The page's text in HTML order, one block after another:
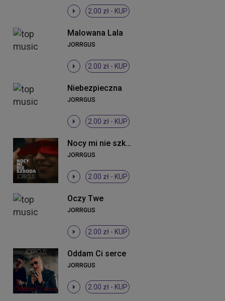
2.00 zł - KUP
Malowana Lala
JORRGUS
2.00 zł - KUP
Niebezpieczna
JORRGUS
2.00 zł - KUP
Nocy mi nie szkoda
JORRGUS
2.00 zł - KUP
Oczy Twe
JORRGUS
2.00 zł - KUP
Oddam Ci serce
JORRGUS
2.00 zł - KUP